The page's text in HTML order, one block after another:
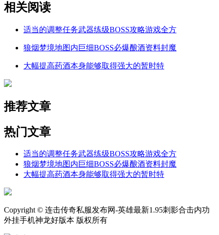
相关阅读
适当的调整任务武器练级BOSS攻略游戏全方
狼烟梦境地图内巨细BOSS必爆酿酒资料封魔
大幅提高药酒本身能够取得强大的暂时特
推荐文章
热门文章
适当的调整任务武器练级BOSS攻略游戏全方
狼烟梦境地图内巨细BOSS必爆酿酒资料封魔
大幅提高药酒本身能够取得强大的暂时特
Copyright © 连击传奇私服发布网-英雄最新1.95刺影合击内功
外挂手机神龙好版本 版权所有